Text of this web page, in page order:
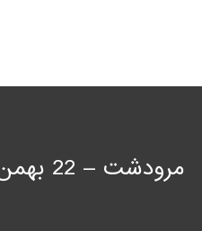
مرودشت – 22 بهمن شمالی